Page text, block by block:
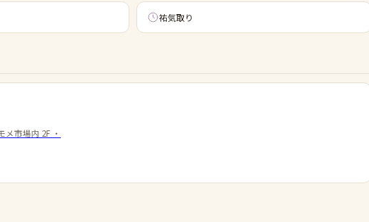
祐気取り
メ市場内 2F ・